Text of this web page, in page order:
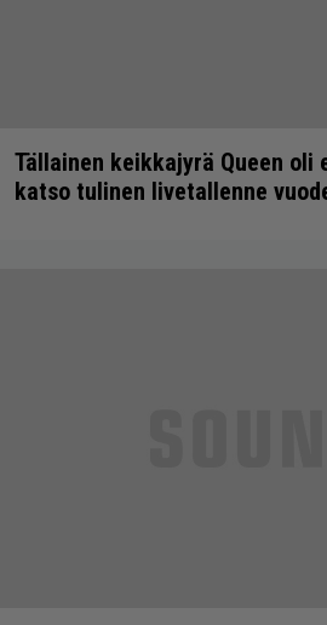
Tällainen keikkajyrä Queen oli
katso tulinen livetallenne